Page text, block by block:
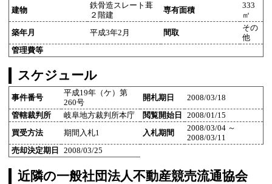
建物
鉄骨造スレート葺
２階建
専有面積
333
㎡
築年月 平成3年2月 間取
その
他
管理費等
スケジュール
事件番号
平成19年（ケ）第
260号
開札期日 2008/03/18
管轄裁判所 岐阜地方裁判所本庁 閲覧開始日 2008/01/15
買受方法 期間入札1 入札期間
2008/03/04 ～
2008/03/11
売却決定期日
2008/03/25
近隣の一般社団法人不動産競売流通協会